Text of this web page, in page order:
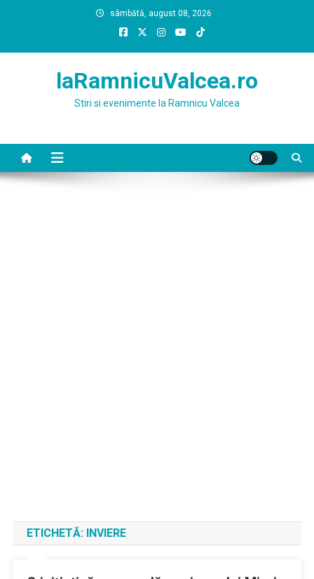
sâmbătă, august 08, 2026
laRamnicuValcea.ro
Stiri si evenimente la Ramnicu Valcea
ETICHETĂ: INVIERE